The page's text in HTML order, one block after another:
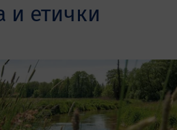
и етички